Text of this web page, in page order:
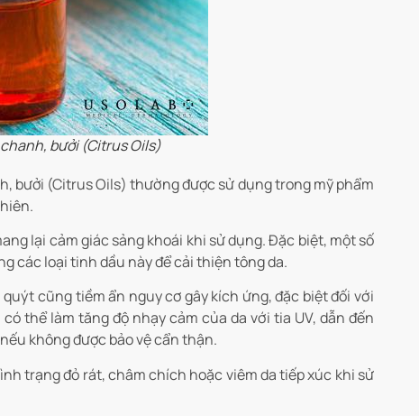
bưởi (Citrus Oils)
bưởi (Citrus Oils) thường được sử dụng trong mỹ phẩm
lại cảm giác sảng khoái khi sử dụng. Đặc biệt, một số
các loại tinh dầu này để cải thiện tông da.
cũng tiềm ẩn nguy cơ gây kích ứng, đặc biệt đối với
thể làm tăng độ nhạy cảm của da với tia UV, dẫn đến
không được bảo vệ cẩn thận.
trạng đỏ rát, châm chích hoặc viêm da tiếp xúc khi sử